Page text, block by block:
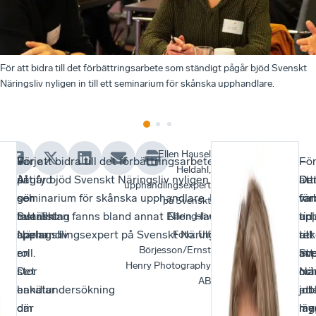
För att bidra till det förbättringsarbete som ständigt pågår bjöd Svenskt
Näringsliv nyligen in till ett seminarium för skånska upphandlare.
Varje
år
gör
Svenskt
Näringsliv
en
stor
enkätundersökning
där
–
Attityd
och
inställning
spelar
roll.
Det
handlar
om
För att bidra till det förbättringsarbete som ständigt
pågår bjöd Svenskt Näringsliv nyligen in till ett
seminarium för skånska upphandlare. Med på
talarlistan fanns bland annat Ellen Hausel Heldahl,
upphandlingsexpert på Svenskt Näringsliv..
–
till
att
Ellen Hausel
Heldahl,
upphandlingsexpert
på Svenskt
Näringsliv
Foto:Ulf
Börjesson/Ernst
Henry Photography
AB
För
att
att
–
tar
tid
att